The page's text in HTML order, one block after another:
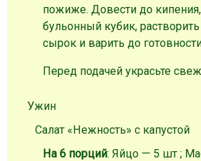
пожиже. Довести до
бульонный кубик,
сырок и варить до
Перед подачей украсьте
Ужин
Салат «Нежность» с капустой
На 6 порций: Яйцо — 5 шт ;